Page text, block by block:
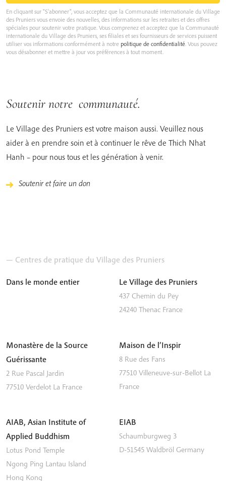
En cliquant sur "S'abonner", vous acceptez que la Communauté internationale du Village
des Pruniers vous envoie des nouvelles, des informations sur les retraites et des offres
spéciales pour soutenir votre pratique. Vous comprenez et acceptez que la Communauté
internationale du Village des Pruniers, ses filiales et ses fournisseurs de services puissent
utiliser vos informations conformément à notre politique de confidentialité. Vous pouvez
vous désabonner et mettre à jour vos préférences à tout moment.
Soutenir notre communauté.
Le Village des Pruniers est votre maison aussi. Veuillez nous
aider à en prendre soin et à continuer le rêve de Thich Nhat
Hanh – pour nous tous et les génération à venir.
Soutenir et faire un don
— Centres de pratique du Village des Pruniers
Dans le monde entier Le Village des Pruniers
437 Chemin du Pey
24240 Thenac France
Monastère de la Source
Guérissante
2 Rue Pascal Jardin
77510 Verdelot La France
Maison de l’Inspir
8 Rue des Fans
77510 Villeneuve-sur-Bellot La
France
AIAB, Asian Institute of
Applied Buddhism
Lotus Pond Temple
Ngong Ping Lantau Island
Hong Kong
EIAB
Schaumburgweg 3
D-51545 Waldbröl Germany